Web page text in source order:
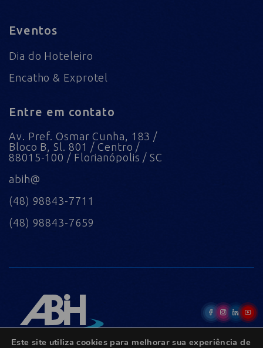
Eventos
Dia do Hoteleiro
Encatho & Exprotel
Entre em contato
Av. Pref. Osmar Cunha, 183 /
Bloco B, Sl. 801 / Centro /
88015-100 / Florianópolis / SC
abih@
(48) 98843-7711
(48) 98843-7659
Este site utiliza cookies para melhorar sua experiência de